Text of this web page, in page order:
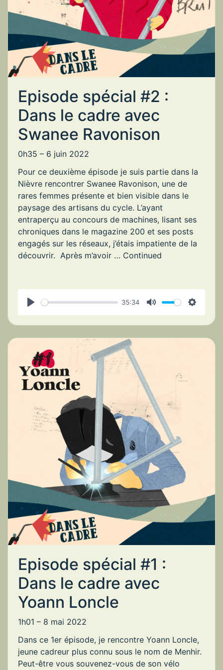
Episode spécial #2 :
Dans le cadre avec
Swanee Ravonison
0h35 – 6 juin 2022
Pour ce deuxième épisode je suis partie dans la
Nièvre rencontrer Swanee Ravonison, une de
rares femmes présente et bien visible dans le
paysage des artisans du cycle. L’ayant
entraperçu au concours de machines, lisant ses
chroniques dans le magazine 200 et ses posts
engagés sur les réseaux, j’étais impatiente de la
découvrir. Après m’avoir … Continued
P
l
a
y
35:34
M
u
t
S
e
t
Episode spécial #1 :
Dans le cadre avec
Yoann Loncle
1h01 – 8 mai 2022
Dans ce 1er épisode, je rencontre Yoann Loncle,
jeune cadreur plus connu sous le nom de Menhir.
Peut-être vous souvenez-vous de son vélo